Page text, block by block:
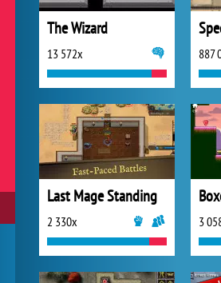
The Wizard
13 572x 887
Last Mage Standing
2 330x 3